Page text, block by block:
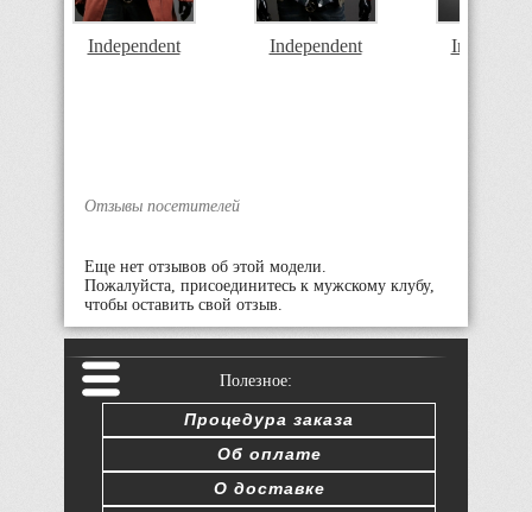
Independent Independent
Отзывы посетителей
Еще нет отзывов об этой модели.
Пожалуйста, присоединитесь к мужскому клубу,
чтобы оставить свой отзыв.
Полезное:
Процедура заказа
Об оплате
О доставке